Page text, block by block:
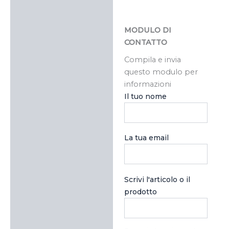
MODULO DI
CONTATTO
Compila e invia
questo modulo per
informazioni
Il tuo nome
La tua email
Scrivi l'articolo o il
prodotto